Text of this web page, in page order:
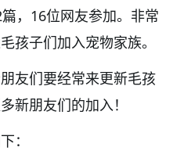
，16位网友参加。非常
孩子们加入宠物家族。
友们要经常来更新毛孩
新朋友们的加入！
：